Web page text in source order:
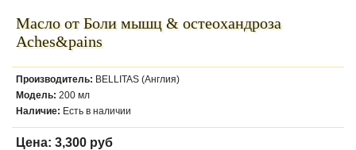
Масло от Боли мышц & остеохандроза
Aches&pains
Производитель: BELLITAS (Англия)
Модель: 200 мл
Наличие: Есть в наличии
Цена: 3,300 руб